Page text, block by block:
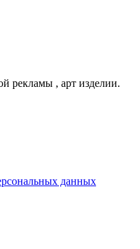
рекламы , арт изделии.
данных